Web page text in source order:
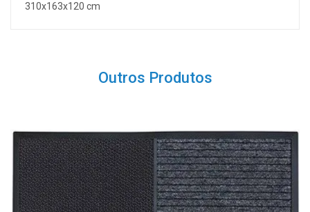
310x163x120 cm
Outros Produtos